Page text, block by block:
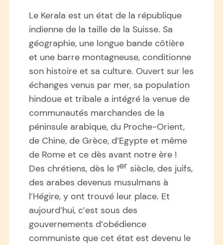
Le Kerala est un état de la république
indienne de la taille de la Suisse. Sa
géographie, une longue bande côtière
et une barre montagneuse, conditionne
son histoire et sa culture. Ouvert sur les
échanges venus par mer, sa population
hindoue et tribale a intégré la venue de
communautés marchandes de la
péninsule arabique, du Proche-Orient,
de Chine, de Grèce, d’Egypte et même
de Rome et ce dès avant notre ère !
Des chrétiens, dès le 1er siècle, des juifs,
des arabes devenus musulmans à
l’Hégire, y ont trouvé leur place. Et
aujourd’hui, c’est sous des
gouvernements d’obédience
communiste que cet état est devenu le